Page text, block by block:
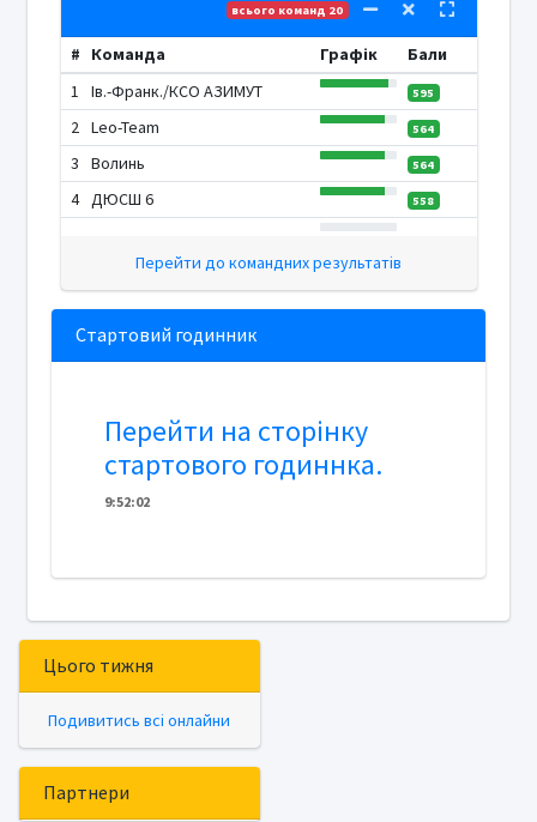
всього команд 20
# Команда Графік
Бали
1
Ів.-Франк./КСО АЗИМУТ 595
2 Leo-Team 564
3 Волинь 564
4 ДЮСШ 6 558
Перейти до командних результатів
Стартовий годинник
Перейти на сторінку
стартового годиннка.
9:52:02
Цього тижня
Подивитись всі онлайни
Партнери